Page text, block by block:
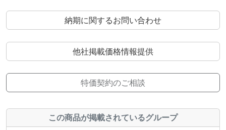
納期に関するお問い合わせ
他社掲載価格情報提供
特価契約のご相談
この商品が掲載されているグループ